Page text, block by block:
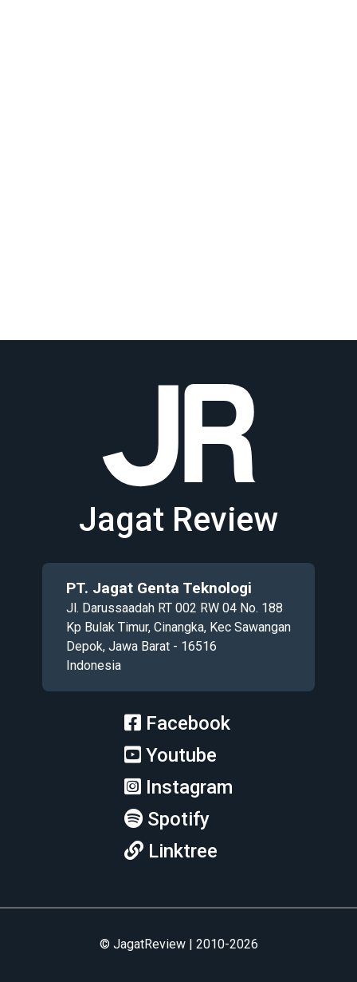
Jagat Review
PT. Jagat Genta Teknologi
Jl. Darussaadah RT 002 RW 04 No. 188
Kp Bulak Timur, Cinangka, Kec Sawangan
Depok, Jawa Barat - 16516
Indonesia
Facebook
Youtube
Instagram
Spotify
Linktree
© JagatReview | 2010-2026